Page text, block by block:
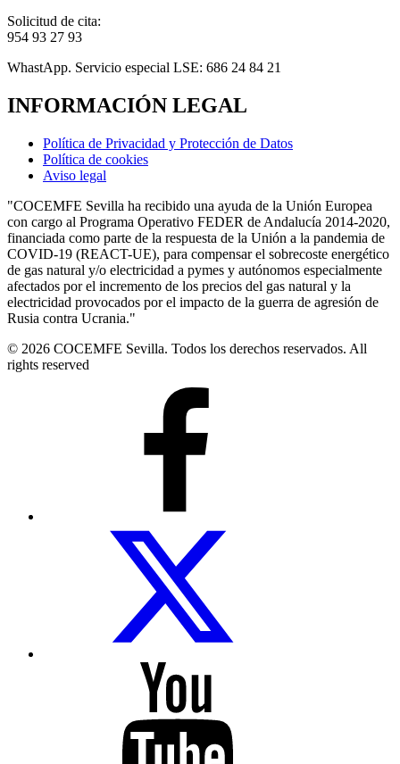
Solicitud de cita:
954 93 27 93
WhastApp. Servicio especial LSE: 686 24 84 21
INFORMACIÓN LEGAL
Política de Privacidad y Protección de Datos
Política de cookies
Aviso legal
"COCEMFE Sevilla ha recibido una ayuda de la Unión Europea
con cargo al Programa Operativo FEDER de Andalucía 2014-2020,
financiada como parte de la respuesta de la Unión a la pandemia de
COVID-19 (REACT-UE), para compensar el sobrecoste energético
de gas natural y/o electricidad a pymes y autónomos especialmente
afectados por el incremento de los precios del gas natural y la
electricidad provocados por el impacto de la guerra de agresión de
Rusia contra Ucrania."
© 2026 COCEMFE Sevilla. Todos los derechos reservados. All
rights reserved
COCEMFE